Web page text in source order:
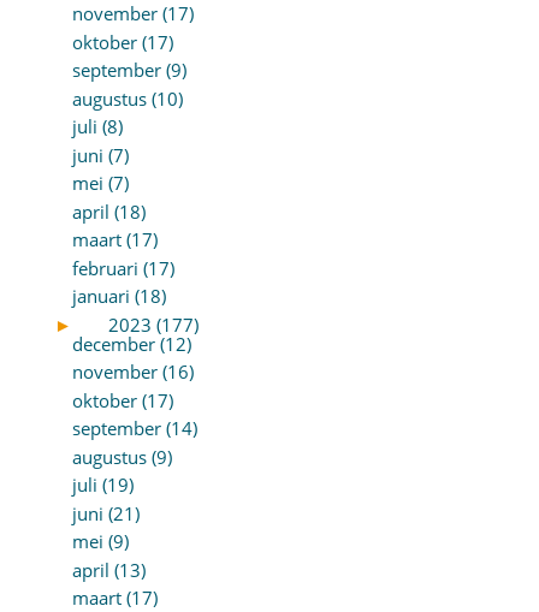
november (17)
oktober (17)
september (9)
augustus (10)
juli (8)
juni (7)
mei (7)
april (18)
maart (17)
februari (17)
januari (18)
►
2023 (177)
december (12)
november (16)
oktober (17)
september (14)
augustus (9)
juli (19)
juni (21)
mei (9)
april (13)
maart (17)